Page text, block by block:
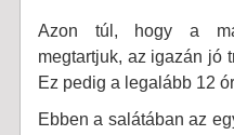
Azon túl, hogy a
megtartjuk, az igazán jó
Ez pedig a legalább 12
Ebben a salátában az